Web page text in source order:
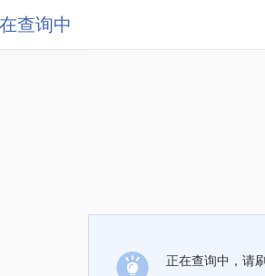
查询中
正在查询中，请